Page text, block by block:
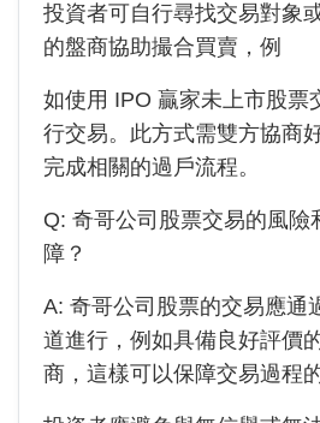
投資者可自行尋找交易對象
的盤商協助撮合買賣，例
如使用 IPO 贏家未上市股票
行交易。此方式需雙方協商
完成相關的過戶流程。
Q: 奇哥公司 股票交易的風險
障？
A: 奇哥公司 股票的交易應通
道進行，例如具備良好評價
商，這樣可以保障交易過程